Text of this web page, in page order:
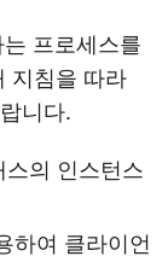
프로세스를
지침을 따라
니다.
의 인스턴스
하여 클라이언